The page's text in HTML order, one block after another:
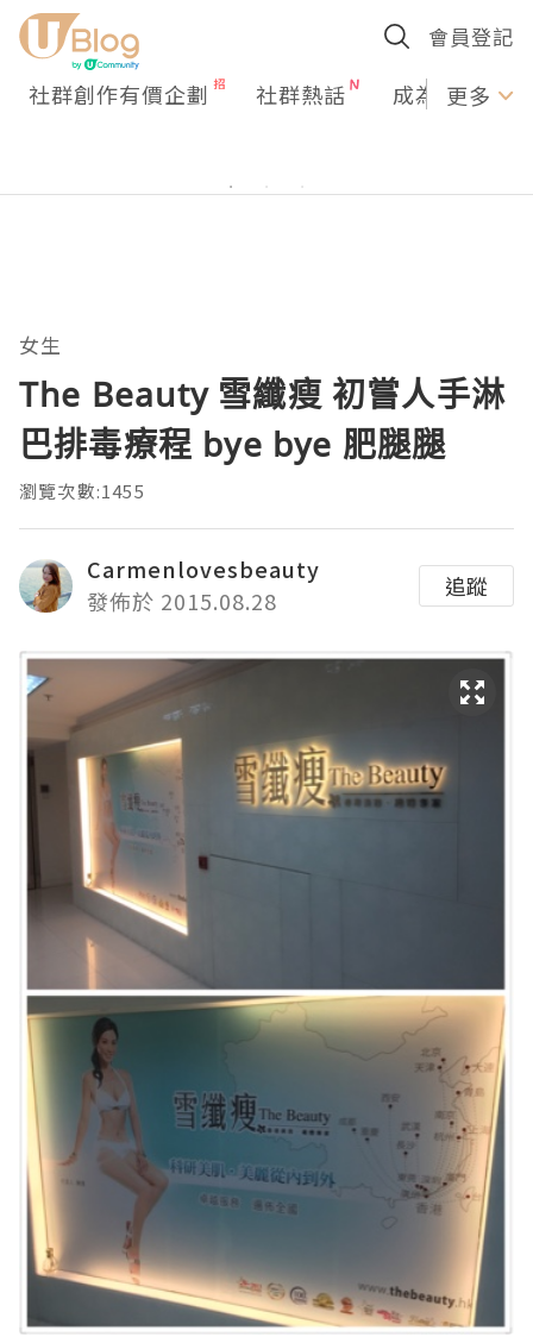
會員登記
社群創作有價企劃 社群熱話 成為U更多
女生
The Beauty 雪纖瘦 初嘗人手淋
巴排毒療程 bye bye 肥腿腿
瀏覽次數:1455
Carmenlovesbeauty
發佈於 2015.08.28
追蹤